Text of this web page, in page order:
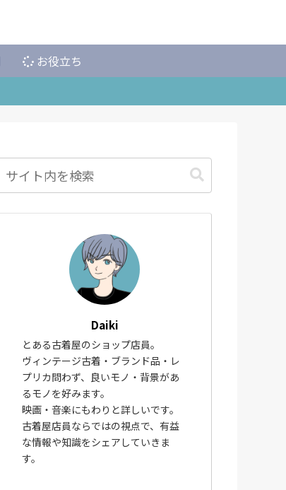
お役立ち
Daiki
とある古着屋のショップ店員。
ヴィンテージ古着・ブランド品・レ
プリカ問わず、良いモノ・背景があ
るモノを好みます。
映画・音楽にもわりと詳しいです。
古着屋店員ならではの視点で、有益
な情報や知識をシェアしていきま
す。